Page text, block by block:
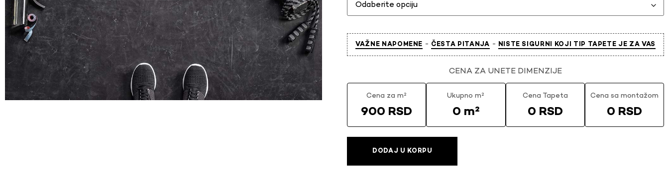
VAŽNE NAPOMENE - ČESTA PITANJA - NISTE SIGURNI KOJI TIP TAPETE JE ZA VAS
CENA ZA UNETE DIMENZIJE
Cena za m²
900 RSD
Ukupno m²
0 m²
Cena Tapeta
0 RSD
Cena sa montažom
0 RSD
DODAJ U KORPU